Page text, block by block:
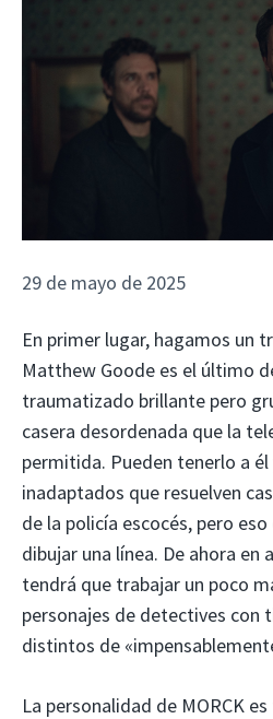
29 de mayo de 2025
En primer lugar, hagamos un
Matthew Goode es el último
traumatizado brillante pero
casera desordenada que la
permitida. Pueden tenerlo a
inadaptados que resuelven
de la policía escocés, pero
dibujar una línea. De ahora en
tendrá que trabajar un poco
personajes de detectives con
distintos de
La personalidad de MORCK